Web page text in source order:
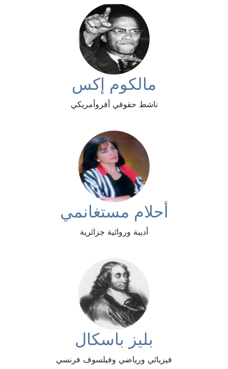
مالكوم إكس
ناشط حقوقي أفروأمريكي
أحلام مستغانمي
أديبة وروائية جزائرية
بليز باسكال
فيزيائي ورياضي وفيلسوف فرنسي